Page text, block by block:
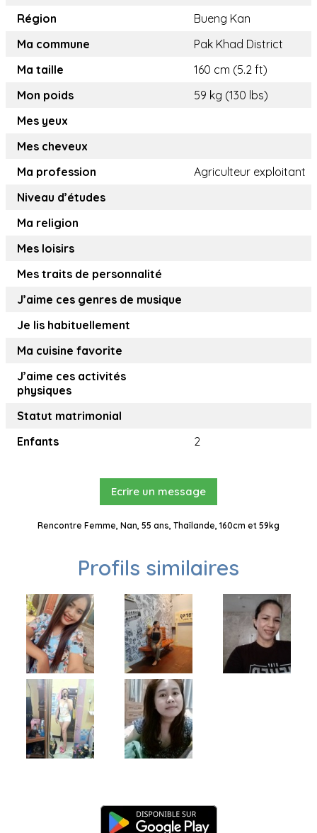
Région
Bueng Kan
Ma commune
Pak Khad District
Ma taille
160 cm (5.2 ft)
Mon poids
59 kg (130 lbs)
Mes yeux
Mes cheveux
Ma profession
Agriculteur exploitant
Niveau d’études
Ma religion
Mes loisirs
Mes traits de personnalité
J’aime ces genres de musique
Je lis habituellement
Ma cuisine favorite
J’aime ces activités
physiques
Statut matrimonial
Enfants
2
Ecrire un message
Rencontre Femme, Nan, 55 ans, Thaïlande, 160cm et 59kg
Profils similaires